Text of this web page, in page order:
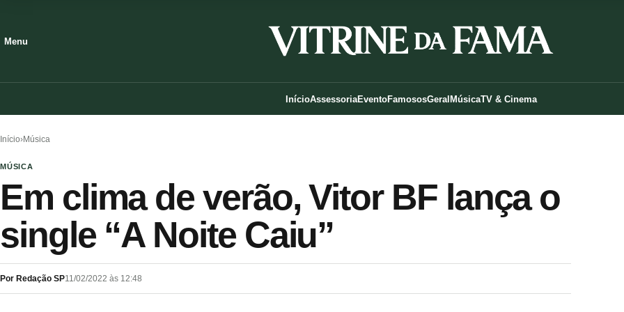
Menu
InícioAssessoriaEventoFamososGeral MúsicaTV & Cinema
Início›Música
MÚSICA
Em clima de verão, Vitor BF lança o
single “A Noite Caiu”
Por Redação SP11/02/2022 às 12:48